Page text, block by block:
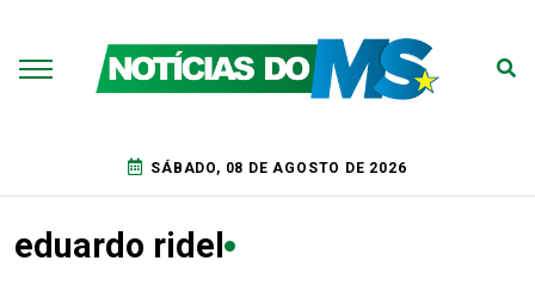
SÁBADO, 08 DE AGOSTO DE 2026
eduardo ridel